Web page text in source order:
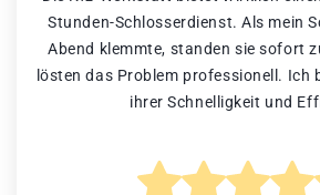
Stunden-Schlosserdienst. Als mein
Abend klemmte, standen sie sofort
lösten das Problem professionell. Ich
ihrer Schnelligkeit und